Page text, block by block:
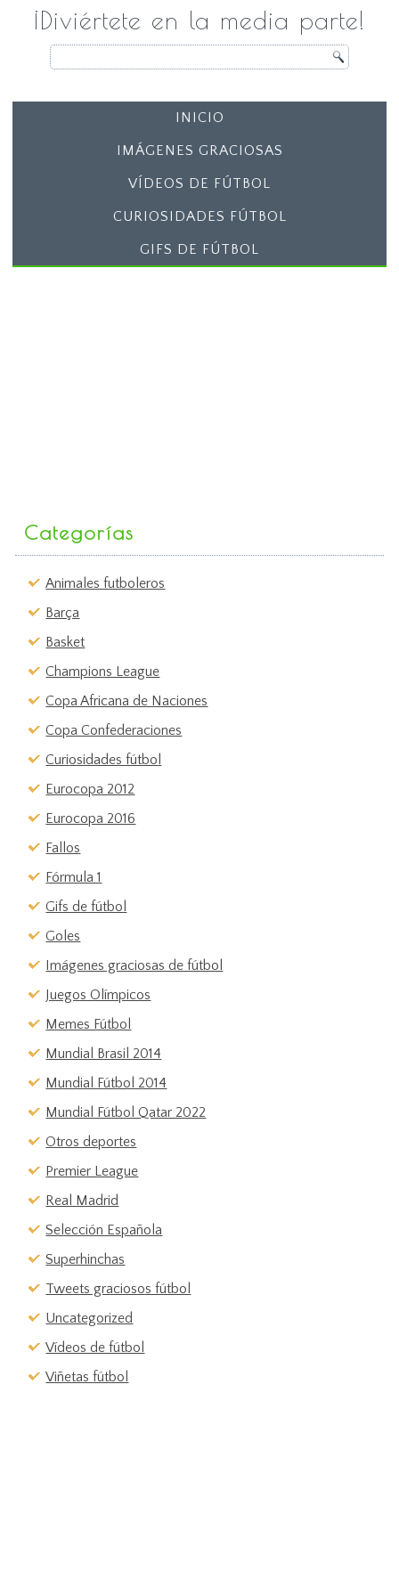
¡Diviértete en la media parte!
INICIO
IMÁGENES GRACIOSAS
VÍDEOS DE FÚTBOL
CURIOSIDADES FÚTBOL
GIFS DE FÚTBOL
Categorías
Animales futboleros
Barça
Basket
Champions League
Copa Africana de Naciones
Copa Confederaciones
Curiosidades fútbol
Eurocopa 2012
Eurocopa 2016
Fallos
Fórmula 1
Gifs de fútbol
Goles
Imágenes graciosas de fútbol
Juegos Olímpicos
Memes Fútbol
Mundial Brasil 2014
Mundial Fútbol 2014
Mundial Fútbol Qatar 2022
Otros deportes
Premier League
Real Madrid
Selección Española
Superhinchas
Tweets graciosos fútbol
Uncategorized
Vídeos de fútbol
Viñetas fútbol